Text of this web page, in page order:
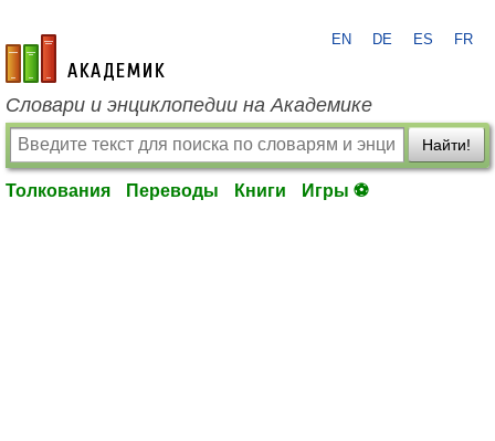
academic.ru
EN DE ES FR
Словари и энциклопедии на Академике
Найти!
Толкования Переводы Книги Игры ⚽